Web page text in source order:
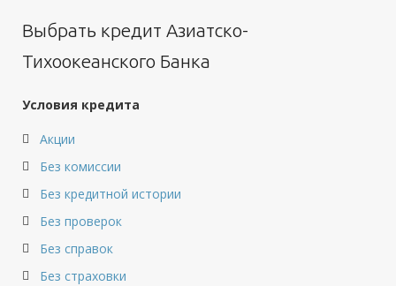
Выбрать кредит Азиатско-
Тихоокеанского Банка
Условия кредита
Акции
Без комиссии
Без кредитной истории
Без проверок
Без справок
Без страховки